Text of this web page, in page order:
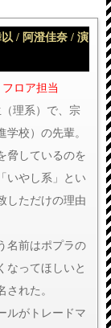
/ 阿澄佳奈 / 演
ロア担当
理系）で、宗
学校）の先輩。
脅しているのを
いやし系」とい
しただけの理由
名前はポプラの
なってほしいと
された。
ルがトレードマ